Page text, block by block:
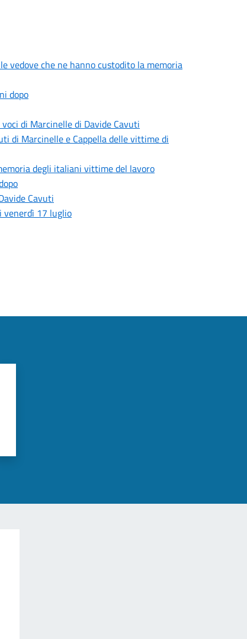
vedove che ne hanno custodito la memoria
dopo
di Marcinelle di Davide Cavuti
di Marcinelle e Cappella delle vittime di
degli italiani vittime del lavoro
Cavuti
venerdì 17 luglio